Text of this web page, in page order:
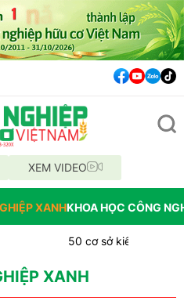
XEM VIDEO
XANHKHOA HỌC CÔNG
50 cơ sở kiểm nghiệm
Hà Nội siết chặt an toàn thực
XANH